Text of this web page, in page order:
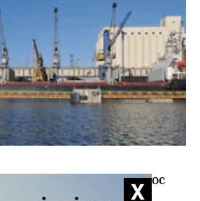
russes au Maroc